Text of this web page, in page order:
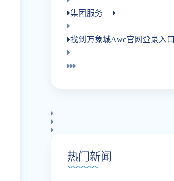
集团服务
找到万象城awc官网登录入口
热门新闻